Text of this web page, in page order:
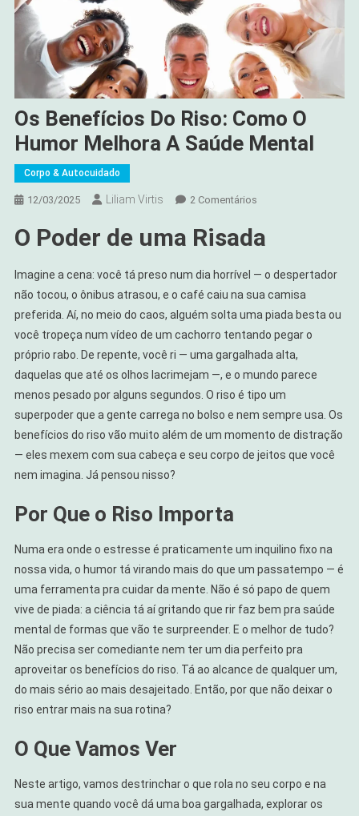
Os Benefícios Do Riso: Como O
Humor Melhora A Saúde Mental
Corpo & Autocuidado
12/03/2025 Liliam Virtis 2 ComentáriosEm
Benefícios
Riso:
Como
Humor
Saúde
Mental
O Poder de uma Risada
Imagine a cena: você tá preso num dia horrível — o despertador
não tocou, o ônibus atrasou, e o café caiu na sua camisa
preferida. Aí, no meio do caos, alguém solta uma piada besta ou
você tropeça num vídeo de um cachorro tentando pegar o
próprio rabo. De repente, você ri — uma gargalhada alta,
daquelas que até os olhos lacrimejam —, e o mundo parece
menos pesado por alguns segundos. O riso é tipo um
superpoder que a gente carrega no bolso e nem sempre usa. Os
benefícios do riso vão muito além de um momento de distração
— eles mexem com sua cabeça e seu corpo de jeitos que você
nem imagina. Já pensou nisso?
Por Que o Riso Importa
Numa era onde o estresse é praticamente um inquilino fixo na
nossa vida, o humor tá virando mais do que um passatempo — é
uma ferramenta pra cuidar da mente. Não é só papo de quem
vive de piada: a ciência tá aí gritando que rir faz bem pra saúde
mental de formas que vão te surpreender. E o melhor de tudo?
Não precisa ser comediante nem ter um dia perfeito pra
aproveitar os benefícios do riso. Tá ao alcance de qualquer um,
do mais sério ao mais desajeitado. Então, por que não deixar o
riso entrar mais na sua rotina?
O Que Vamos Ver
Neste artigo, vamos destrinchar o que rola no seu corpo e na
sua mente quando você dá uma boa gargalhada, explorar os